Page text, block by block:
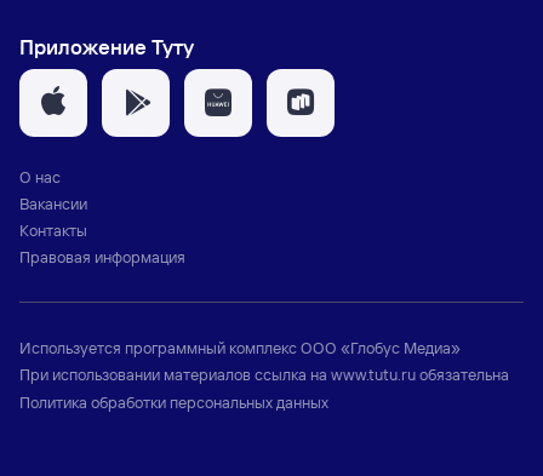
Приложение Туту
О нас
Вакансии
Контакты
Правовая информация
Используется программный комплексООО «Глобус Медиа»
При использовании материалов ссылка на www.tutu.ruобязательна
Политика обработки персональных данных